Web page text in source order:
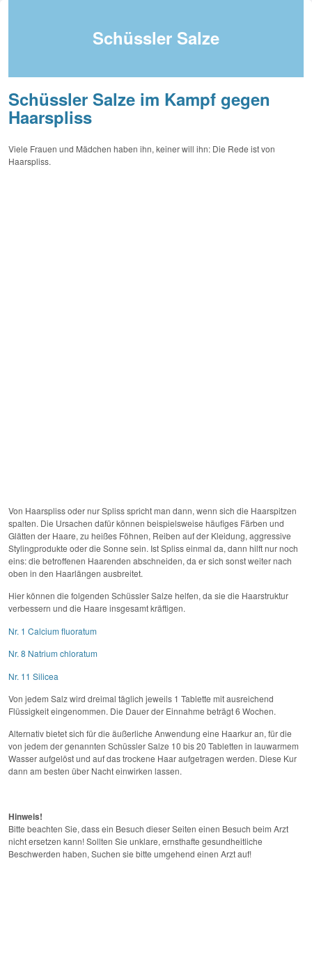
Schüssler Salze
Schüssler Salze im Kampf gegen
Haarspliss
Viele Frauen und Mädchen haben ihn, keiner will ihn: Die Rede ist von
Haarspliss.
Von Haarspliss oder nur Spliss spricht man dann, wenn sich die Haarspitzen
spalten. Die Ursachen dafür können beispielsweise häufiges Färben und
Glätten der Haare, zu heißes Föhnen, Reiben auf der Kleidung, aggressive
Stylingprodukte oder die Sonne sein. Ist Spliss einmal da, dann hilft nur noch
eins: die betroffenen Haarenden abschneiden, da er sich sonst weiter nach
oben in den Haarlängen ausbreitet.
Hier können die folgenden Schüssler Salze helfen, da sie die Haarstruktur
verbessern und die Haare insgesamt kräftigen.
Nr. 1 Calcium fluoratum
Nr. 8 Natrium chloratum
Nr. 11 Silicea
Von jedem Salz wird dreimal täglich jeweils 1 Tablette mit ausreichend
Flüssigkeit eingenommen. Die Dauer der Einnahme beträgt 6 Wochen.
Alternativ bietet sich für die äußerliche Anwendung eine Haarkur an, für die
von jedem der genannten Schüssler Salze 10 bis 20 Tabletten in lauwarmem
Wasser aufgelöst und auf das trockene Haar aufgetragen werden. Diese Kur
dann am besten über Nacht einwirken lassen.
Hinweis!
Bitte beachten Sie, dass ein Besuch dieser Seiten einen Besuch beim Arzt
nicht ersetzen kann! Sollten Sie unklare, ernsthafte gesundheitliche
Beschwerden haben, Suchen sie bitte umgehend einen Arzt auf!